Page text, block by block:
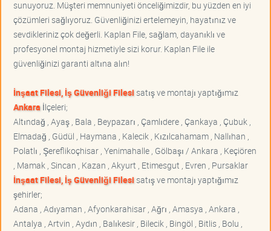
sunuyoruz. Müşteri memnuniyeti önceliğimizdir, bu yüzden en iyi
çözümleri sağlıyoruz. Güvenliğinizi ertelemeyin, hayatınız ve
sevdikleriniz çok değerli. Kaplan File, sağlam, dayanıklı ve
profesyonel montaj hizmetiyle sizi korur. Kaplan File ile
güvenliğinizi garanti altına alın!
İnşaat Filesi, İş Güvenliği Filesisatış ve montajı yaptığımız
Ankara İlçeleri;
Altındağ , Ayaş , Bala , Beypazarı , Çamlıdere , Çankaya , Çubuk ,
Elmadağ , Güdül , Haymana , Kalecik , Kızılcahamam , Nallıhan ,
Polatlı , Şereflikoçhisar , Yenimahalle , Gölbaşı / Ankara , Keçiören
, Mamak , Sincan , Kazan , Akyurt , Etimesgut , Evren , Pursaklar
İnşaat Filesi, İş Güvenliği Filesisatış ve montajı yaptığımız
şehirler;
Adana , Adıyaman , Afyonkarahisar , Ağrı , Amasya , Ankara ,
Antalya , Artvin , Aydın , Balıkesir , Bilecik , Bingöl , Bitlis , Bolu ,